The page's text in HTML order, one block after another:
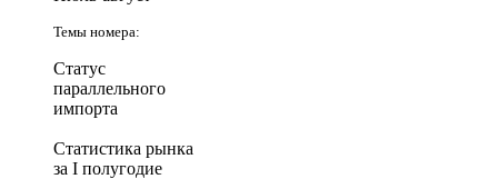
Темы номера:
Статус
параллельного
импорта
Статистика рынка
за I полугодие